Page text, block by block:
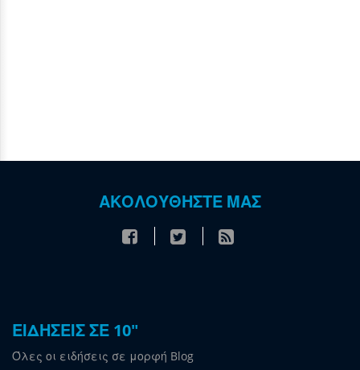
ΑΚΟΛΟΥΘΗΣΤΕ ΜΑΣ
ΕΙΔΗΣΕΙΣ ΣΕ 10"
Όλες οι ειδήσεις σε μορφή Blog